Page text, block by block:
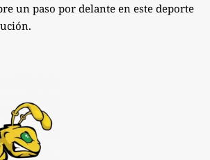
un paso por delante en este deporte